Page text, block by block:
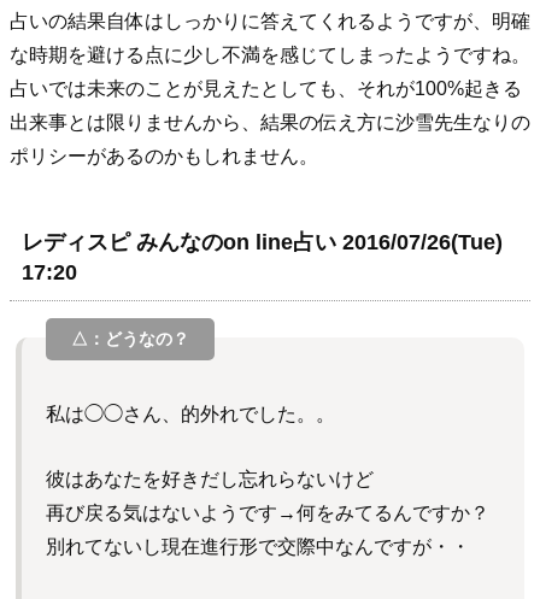
占いの結果自体はしっかりに答えてくれるようですが、明確
な時期を避ける点に少し不満を感じてしまったようですね。
占いでは未来のことが見えたとしても、それが100%起きる
出来事とは限りませんから、結果の伝え方に沙雪先生なりの
ポリシーがあるのかもしれません。
レディスピ みんなのon line占い 2016/07/26(Tue)
17:20
私は◯◯さん、的外れでした。。
彼はあなたを好きだし忘れらないけど
再び戻る気はないようです→何をみてるんですか？
別れてないし現在進行形で交際中なんですが・・